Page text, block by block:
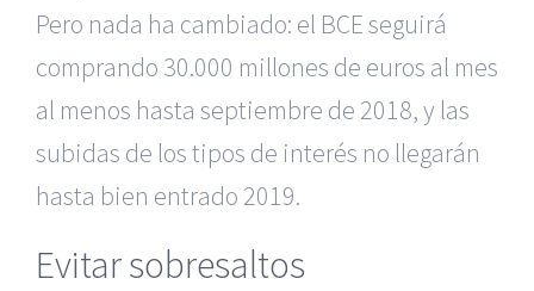
Pero nada ha cambiado: el BCE seguirá
comprando 30.000 millones de euros al mes
al menos hasta septiembre de 2018, y las
subidas de los tipos de interés no llegarán
hasta bien entrado 2019.
Evitar sobresaltos